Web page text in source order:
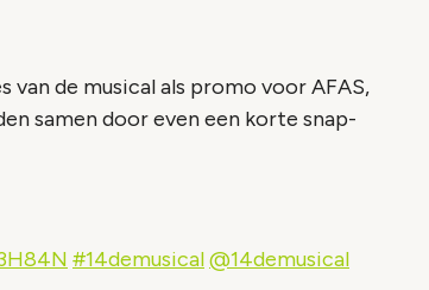
van de musical als promo voor AFAS,
samen door even een korte snap-
#14demusical@14demusical